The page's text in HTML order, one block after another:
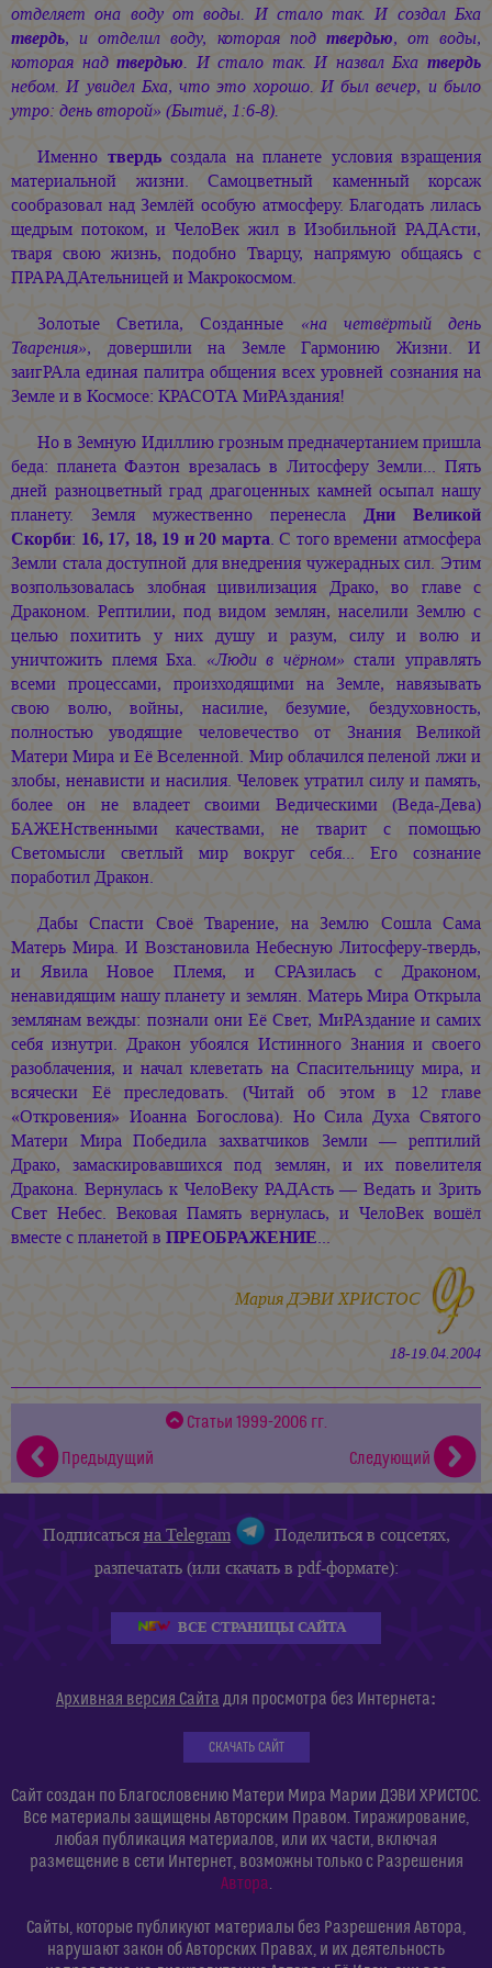
отделяет она воду от воды. И стало так. И создал Бха
твердь, и отделил воду, которая под твердью, от воды,
которая надтвердью. И стало так. И назвал Бхатвердь
небом. И увидел Бха, что это хорошо. И был вечер, и было
утро: день второй» (Бытиё, 1:6-8).
Именно твердьсоздала на планете условия взращения
материальной жизни. Самоцветный каменный корсаж
сообразовал над Землёй особую атмосферу. Благодать лилась
щедрым потоком, и ЧелоВек жил в Изобильной РАДАсти,
тваря свою жизнь, подобно Тварцу, напрямую общаясь с
ПРАРАДАтельницей и Макрокосмом.
Золотые Светила, Созданные «на четвёртый день
Тварения», довершили на Земле Гармонию Жизни. И
заигРАла единая палитра общения всех уровней сознания на
Земле и в Космосе: КРАСОТА МиРАздания!
Но в Земную Идиллию грозным предначертанием пришла
беда: планета Фаэтон врезалась в Литосферу Земли... Пять
дней разноцветный град драгоценных камней осыпал нашу
планету. Земля мужественно перенесла Дни Великой
Скорби: 16, 17, 18, 19 и 20 марта. С того времени атмосфера
Земли стала доступной для внедрения чужерадных сил. Этим
возпользовалась злобная цивилизация Драко, во главе с
Драконом. Рептилии, под видом землян, населили Землю с
целью похитить у них душу и разум, силу и волю и
уничтожить племя Бха. «Люди в чёрном» стали управлять
всеми процессами, произходящими на Земле, навязывать
свою волю, войны, насилие, безумие, бездуховность,
полностью уводящие человечество от Знания Великой
Матери Мира и Её Вселенной. Мир облачился пеленой лжи и
злобы, ненависти и насилия. Человек утратил силу и память,
более он не владеет своими Ведическими (Веда-Дева)
БАЖЕНственными качествами, не тварит с помощью
Светомысли светлый мир вокруг себя... Его сознание
поработил Дракон.
Дабы Спасти Своё Тварение, на Землю Сошла Сама
Матерь Мира. И Возстановила Небесную Литосферу-твердь,
и Явила Новое Племя, и СРАзилась с Драконом,
ненавидящим нашу планету и землян. Матерь Мира Открыла
землянам вежды: познали они Её Свет, МиРАздание и самих
себя изнутри. Дракон убоялся Истинного Знания и своего
разоблачения, и начал клеветать на Спасительницу мира, и
всячески Её преследовать. (Читай об этом в 12 главе
«Откровения» Иоанна Богослова). Но Сила Духа Святого
Матери Мира Победила захватчиков Земли — рептилий
Драко, замаскировавшихся под землян, и их повелителя
Дракона. Вернулась к ЧелоВеку РАДАсть — Ведать и Зрить
Свет Небес. Вековая Память вернулась, и ЧелоВек вошёл
вместе с планетой в ПРЕОБРАЖЕНИЕ...
Мария ДЭВИ ХРИСТОС
18-19.04.2004
Статьи 1999-2006 гг.
Предыдущий
Следующий
Подписатьсяна Telegram
Поделиться в соцсетях,
разпечатать (или скачать в pdf-формате):
ВСЕ СТРАНИЦЫ САЙТА
Архивная версия Сайта для просмотра без Интернета:
СКАЧАТЬ САЙТ
Сайт создан по Благословению Матери Мира Марии ДЭВИ ХРИСТОС.
Все материалы защищены Авторским Правом. Тиражирование,
любая публикация материалов, или их части, включая
размещение в сети Интернет, возможны только с Разрешения
Автора.
Сайты, которые публикуют материалы без Разрешения Автора,
нарушают закон об Авторских Правах, и их деятельность